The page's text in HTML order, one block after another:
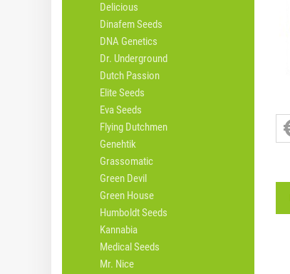
Delicious
Dinafem Seeds
DNA Genetics
Dr. Underground
Dutch Passion
Elite Seeds
Eva Seeds
Flying Dutchmen
Genehtik
Grassomatic
Green Devil
Green House
Humboldt Seeds
Kannabia
Medical Seeds
Mr. Nice